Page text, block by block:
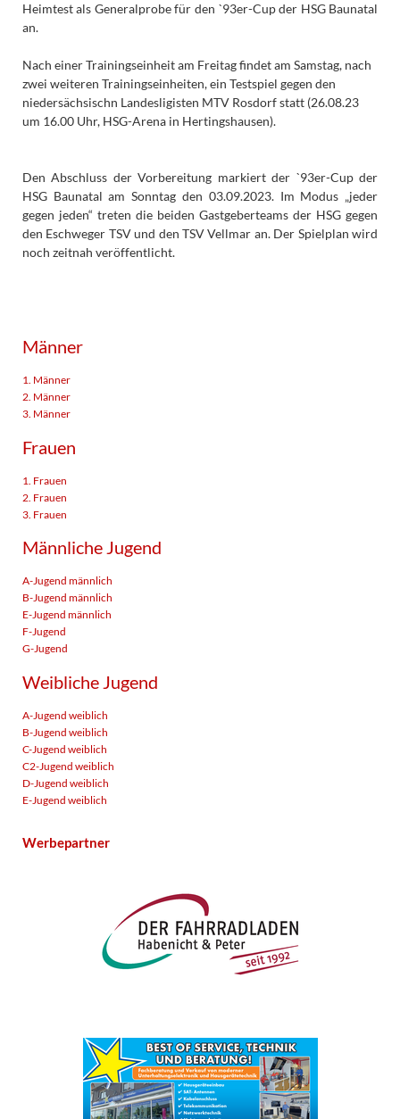
Heimtest als Generalprobe für den `93er-Cup der HSG Baunatal
an.
Nach einer Trainingseinheit am Freitag findet am Samstag, nach
zwei weiteren Trainingseinheiten, ein Testspiel gegen den
niedersächsischn Landesligisten MTV Rosdorf statt (26.08.23
um 16.00 Uhr, HSG-Arena in Hertingshausen).
Den Abschluss der Vorbereitung markiert der `93er-Cup der
HSG Baunatal am Sonntag den 03.09.2023. Im Modus „jeder
gegen jeden“ treten die beiden Gastgeberteams der HSG gegen
den Eschweger TSV und den TSV Vellmar an. Der Spielplan wird
noch zeitnah veröffentlicht.
Männer
1. Männer
2. Männer
3. Männer
Frauen
1. Frauen
2. Frauen
3. Frauen
Männliche Jugend
A-Jugend männlich
B-Jugend männlich
E-Jugend männlich
F-Jugend
G-Jugend
Weibliche Jugend
A-Jugend weiblich
B-Jugend weiblich
C-Jugend weiblich
C2-Jugend weiblich
D-Jugend weiblich
E-Jugend weiblich
Werbepartner